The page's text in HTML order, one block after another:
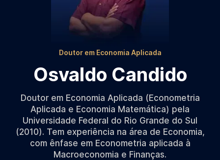
Doutor em Economia Aplicada
Osvaldo Candido
Doutor em Economia Aplicada (Econometria
Aplicada e Economia Matemática) pela
Universidade Federal do Rio Grande do Sul
(2010). Tem experiência na área de Economia,
com ênfase em Econometria aplicada à
Macroeconomia e Finanças.